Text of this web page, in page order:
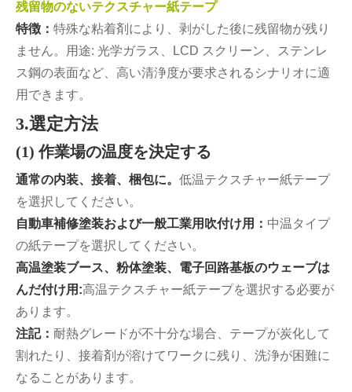
残留物のないテクスチャー紙テープ
特徴： 特殊な粘着剤により、剥がした後に残留物が残り
ません。用途: 光学ガラス、LCD スクリーン、ステンレ
ス鋼の表面など、高い清浄度が要求されるシナリオに適
用できます。
3.選定方法
(1) 作業場の温度を決定する
通常の内装、接着、梱包に。 低温テクスチャー紙テープ
を選択してください。
自動車補修塗装および一般工業用吹付け用： 中温タイプ
の紙テープを選択してください。
高温塗装ブース、粉体塗装、電子回路基板のウェーブは
んだ付け用:高温テクスチャー紙テープを選択する必要が
あります。
注記： 耐熱グレードが不十分な場合、テープが炭化して
割れたり、接着剤が溶けてワークに残り、洗浄が困難に
なることがあります。